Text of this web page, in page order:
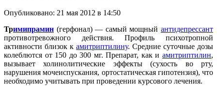
Опубликовано: 21 мая 2012 в 14:50
Тримипрамин (герфонал) — самый мощный антидепрессант
противотревожного действия. Профиль психотропной
активности близок к амитриптилину. Средние суточные дозы
колеблются от 150 до 300 мг. Препарат, как и амитриптилин,
вызывает холинолитические эффекты (сухость во рту,
нарушения мочеиспускания, ортостатическая гипотензия), что
необходимо учитывать при проведении курсового лечения.